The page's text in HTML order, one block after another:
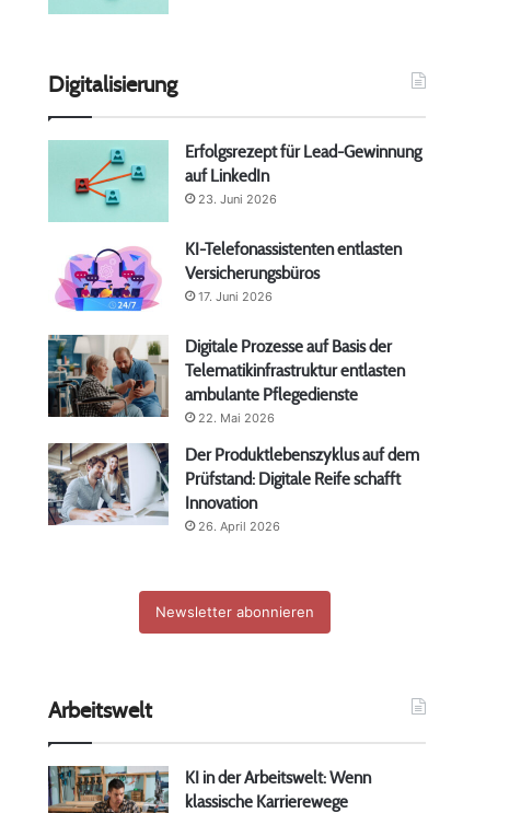
Digitalisierung
Erfolgsrezept für Lead-Gewinnung
auf LinkedIn
23. Juni 2026
KI-Telefonassistenten entlasten
Versicherungsbüros
17. Juni 2026
Digitale Prozesse auf Basis der
Telematikinfrastruktur entlasten
ambulante Pflegedienste
22. Mai 2026
Der Produktlebenszyklus auf dem
Prüfstand: Digitale Reife schafft
Innovation
26. April 2026
Newsletter abonnieren
Arbeitswelt
KI in der Arbeitswelt: Wenn
klassische Karrierewege